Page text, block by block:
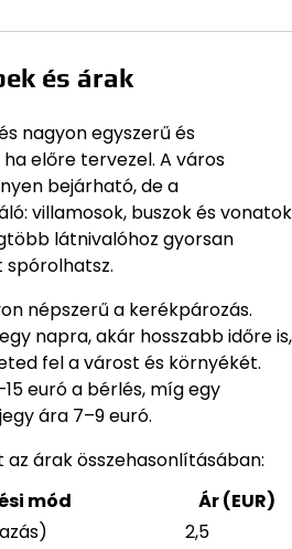
és árak
nagyon egyszerű és
előre tervezel. A város
bejárható, de a
villamosok, buszok és vonatok
látnivalóhoz gyorsan
spórolhatsz.
népszerű a kerékpározás.
napra, akár hosszabb időre is,
fel a várost és környékét.
euró a bérlés, míg egy
ára 7–9 euró.
árak összehasonlításában:
mód
Ár (EUR)
2,5